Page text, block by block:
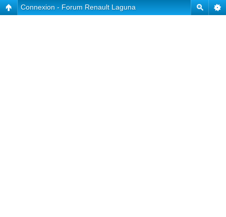
Connexion - Forum Renault Laguna